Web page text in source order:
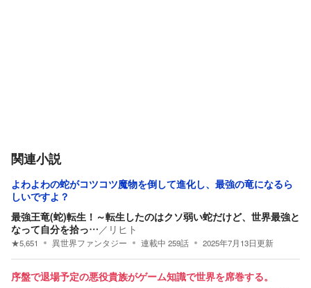
関連小説
よわよわの蛇がコツコツ魔物を倒して進化し、最強の竜になるら
しいですよ？
最強王竜(蛇)転生！～転生したのはクソ弱い蛇だけど、世界最強と
なって自分を拾っ… ／ リヒト
★5,651 異世界ファンタジー 連載中 259話 2025年7月13日更新
序盤で退場予定の悪役貴族がゲーム知識で世界を席巻する。